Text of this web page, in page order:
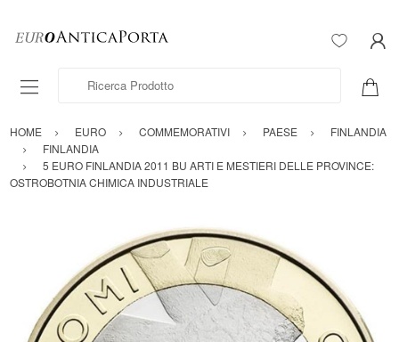
Ricerca Prodotto
HOME EURO COMMEMORATIVI PAESE
FINLANDIA
FINLANDIA
5 EURO FINLANDIA 2011 BU ARTI E MESTIERI DELLE PROVINCE:
OSTROBOTNIA CHIMICA INDUSTRIALE